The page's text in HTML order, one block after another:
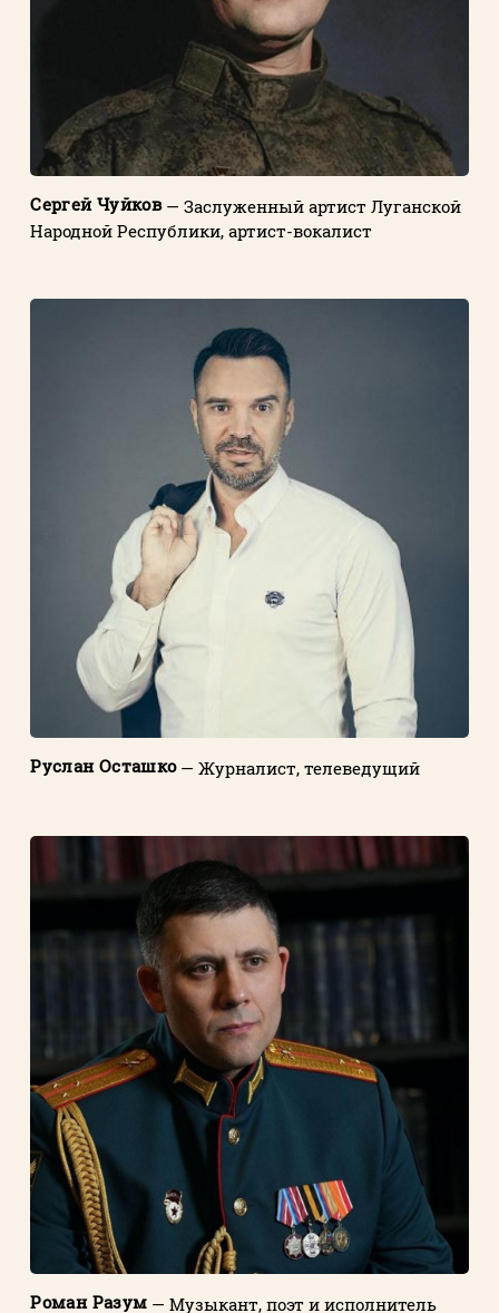
Сергей Чуйков— Заслуженный артист Луганской
Народной Республики, артист-вокалист
Руслан Осташко— Журналист, телеведущий
Роман Разум — Музыкант, поэт и исполнитель